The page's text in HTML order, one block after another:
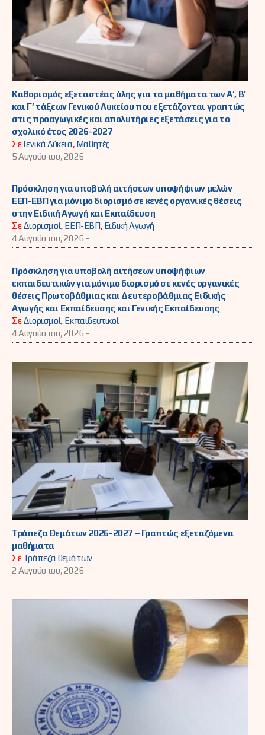
Καθορισμός εξεταστέας ύλης για τα μαθήματα των Α’, Β’
και Γ’ τάξεων Γενικού Λυκείου που εξετάζονται γραπτώς
στις προαγωγικές και απολυτήριες εξετάσεις για το
σχολικό έτος 2026-2027
ΣεΓενικά Λύκεια, Μαθητές
5 Αυγούστου, 2026 -
Πρόσκληση για υποβολή αιτήσεων υποψήφιων μελών
ΕΕΠ-ΕΒΠ για μόνιμο διορισμό σε κενές οργανικές θέσεις
στην Ειδική Αγωγή και Εκπαίδευση
ΣεΔιορισμοί, ΕΕΠ-ΕΒΠ, Ειδική Αγωγή
4 Αυγούστου, 2026 -
Πρόσκληση για υποβολή αιτήσεων υποψήφιων
εκπαιδευτικών για μόνιμο διορισμό σε κενές οργανικές
θέσεις Πρωτοβάθμιας και Δευτεροβάθμιας Ειδικής
Αγωγής και Εκπαίδευσης και Γενικής Εκπαίδευσης
ΣεΔιορισμοί, Εκπαιδευτικοί
4 Αυγούστου, 2026 -
Τράπεζα Θεμάτων 2026-2027 – Γραπτώς εξεταζόμενα
μαθήματα
ΣεΤράπεζα θεμάτων
2 Αυγούστου, 2026 -